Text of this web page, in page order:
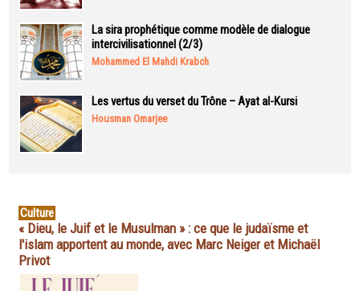
La sira prophétique comme modèle de dialogue
intercivilisationnel (2/3)
Mohammed El Mahdi Krabch
Les vertus du verset du Trône – Ayat al-Kursi
Housman Omarjee
Culture
« Dieu, le Juif et le Musulman » : ce que le judaïsme et
l'islam apportent au monde, avec Marc Neiger et Michaël
Privot